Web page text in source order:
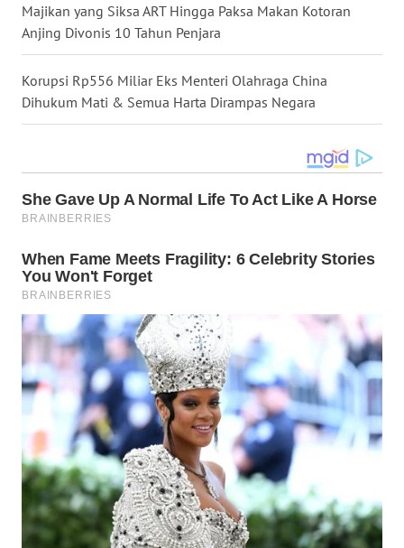
Majikan yang Siksa ART Hingga Paksa Makan Kotoran
Anjing Divonis 10 Tahun Penjara
Korupsi Rp556 Miliar Eks Menteri Olahraga China
Dihukum Mati & Semua Harta Dirampas Negara
WN
WN
JOGJA
WN
JATIM
BALI
KALBAR
WN
KALTENG
KALTARA
WN
KALSEL